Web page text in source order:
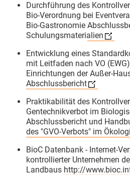
GfRS
29.07.2026
Tag 2 beim Basiskurs
an der Uni Gießen – die
🔍
Nach den theoretischen
Grundlagen sind wir
die konkrete Anwendung
eingestiegen. Die
Wie setzen wir die
Durchführung des
Bio-Verordnung bei
Bio-Gastronomie
Schulungsmaterialien
Entwicklung eines
mit Leitfaden nach VO
Einrichtungen der Außer-
Abschlussbericht
Praktikabilität des
Gentechnikverbot im
Abschlussbericht und
des "GVO-Verbots" im
BioC Datenbank - Internet-
kontrollierter Unternehmen
Landbaus http://